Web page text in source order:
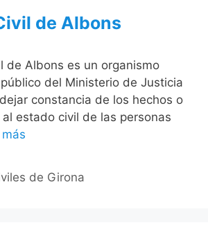
de Albons
de Albons es un organismo
del Ministerio de Justicia
constancia de los hechos o
estado civil de las personas
de Girona